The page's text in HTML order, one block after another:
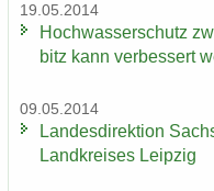
19.05.2014
Hoch­was­ser­schutz
bitz kann ver­bes­sert
09.05.2014
Lan­des­di­rek­ti­on
Land­krei­ses Leip­zig